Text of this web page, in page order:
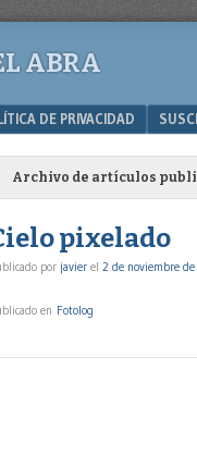
ABRA
TO CONTENT
DE PRIVACIDAD
Archivo de artículos
pixelado
por javier el 2 de noviembre
en Fotolog